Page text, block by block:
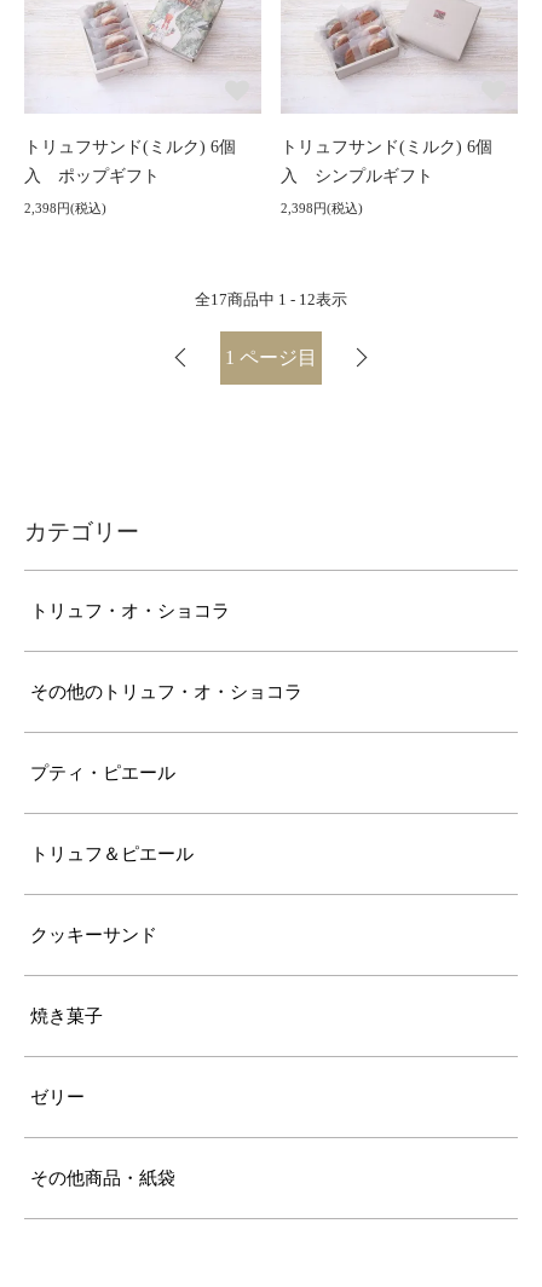
トリュフサンド(ミルク) 6個
入 ポップギフト
2,398円(税込)
トリュフサンド(ミルク) 6個
入 シンプルギフト
2,398円(税込)
全17商品中 1 - 12表示
1 ページ目
カテゴリー
トリュフ・オ・ショコラ
その他のトリュフ・オ・ショコラ
プティ・ピエール
トリュフ＆ピエール
クッキーサンド
焼き菓子
ゼリー
その他商品・紙袋